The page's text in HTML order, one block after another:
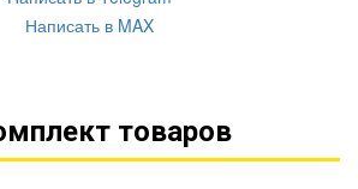
Написать в MAX
товаров